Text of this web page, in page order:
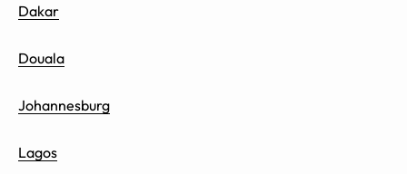
Dakar
Douala
Johannesburg
Lagos